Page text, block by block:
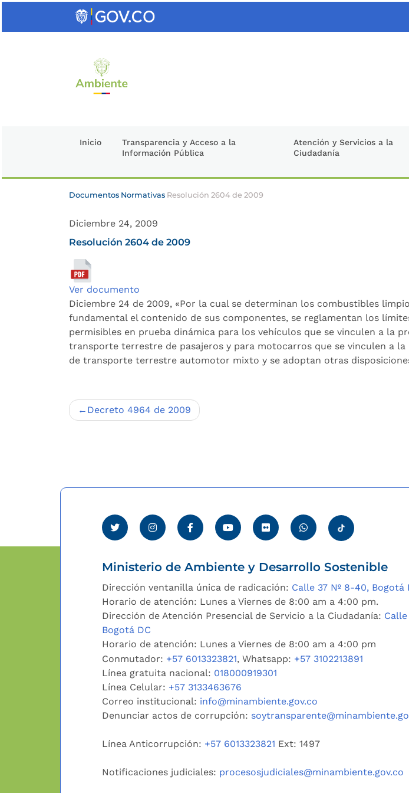
Inicio
Transparencia y Acceso a la
Información Pública
Atención y Servicios a la
Ciudadanía
Documentos Normativas Resolución 2604 de 2009
Diciembre 24, 2009
Resolución 2604 de 2009
Ver documento
Diciembre 24 de 2009, «Por la cual se determinan los combustibles
fundamental el contenido de sus componentes, se reglamentan los
permisibles en prueba dinámica para los vehículos que se vinculen a la
transporte terrestre de pasajeros y para motocarros que se vinculen a
de transporte terrestre automotor mixto y se adoptan otras
Navegación
de
Decreto 4964 de 2009
Ministerio de Ambiente y Desarrollo Sostenible
Dirección ventanilla única de radicación: Calle 37 Nº 8-40, Bogotá
Horario de atención: Lunes a Viernes de 8:00 am a 4:00 pm.
Dirección de Atención Presencial de Servicio a la Ciudadanía:
Bogotá DC
Horario de atención: Lunes a Viernes de 8:00 am a 4:00 pm
Conmutador: +57 6013323821, Whatsapp: +57 3102213891
Línea gratuita nacional: 018000919301
Línea Celular: +57 3133463676
Correo institucional: info@minambiente.gov.co
Denunciar actos de corrupción:
Línea Anticorrupción: +57 6013323821 Ext: 1497
Notificaciones judiciales: procesosjudiciales@minambiente.gov.co